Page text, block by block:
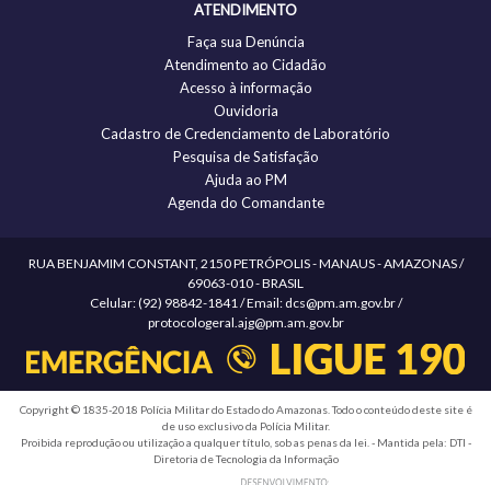
ATENDIMENTO
Faça sua Denúncia
Atendimento ao Cidadão
Acesso à informação
Ouvidoria
Cadastro de Credenciamento de Laboratório
Pesquisa de Satisfação
Ajuda ao PM
Agenda do Comandante
RUA BENJAMIM CONSTANT, 2150 PETRÓPOLIS - MANAUS - AMAZONAS /
69063-010 - BRASIL
Celular: (92) 98842-1841 / Email: dcs@pm.am.gov.br /
protocologeral.ajg@pm.am.gov.br
Copyright © 1835-2018 Polícia Militar do Estado do Amazonas. Todo o conteúdo deste site é
de uso exclusivo da Polícia Militar.
Proibida reprodução ou utilização a qualquer título, sob as penas da lei. - Mantida pela: DTI -
Diretoria de Tecnologia da Informação